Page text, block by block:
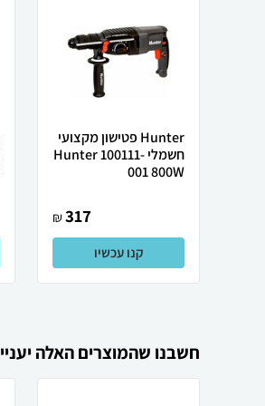
Hunter פטישון מקצועי
חשמלי Hunter 100111-
001 800W
317
₪
קנו עכשיו
חשבנו שהמוצרים האלה